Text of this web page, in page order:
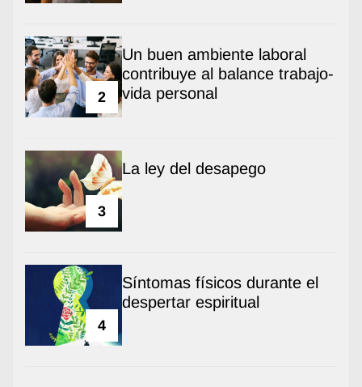
2
Un buen ambiente laboral
contribuye al balance trabajo-
vida personal
3
La ley del desapego
4
Síntomas físicos durante el
despertar espiritual